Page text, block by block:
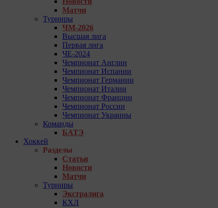
Матчи
Турниры
ЧМ-2026
Высшая лига
Первая лига
ЧЕ-2024
Чемпионат Англии
Чемпионат Испании
Чемпионат Германии
Чемпионат Италии
Чемпионат Франции
Чемпионат России
Чемпионат Украины
Команды
БАТЭ
Хоккей
Разделы
Статьи
Новости
Матчи
Турниры
Экстралига
КХЛ